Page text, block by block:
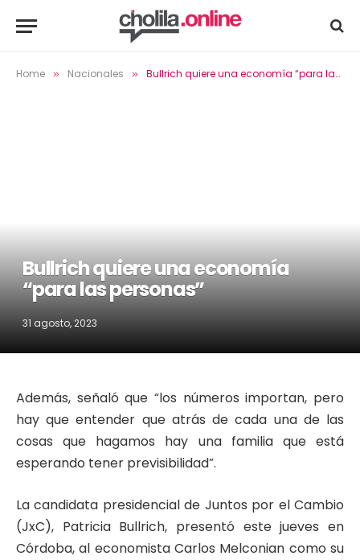
Home » Nacionales » Bullrich quiere una economía “para las personas”
Bullrich quiere una economía
“para las personas”
31 agosto, 2023
Además, señaló que “los números importan, pero
hay que entender que atrás de cada una de las
cosas que hagamos hay una familia que está
esperando tener previsibilidad”.
La candidata presidencial de Juntos por el Cambio
(JxC), Patricia Bullrich, presentó este jueves en
Córdoba, al economista Carlos Melconian como su